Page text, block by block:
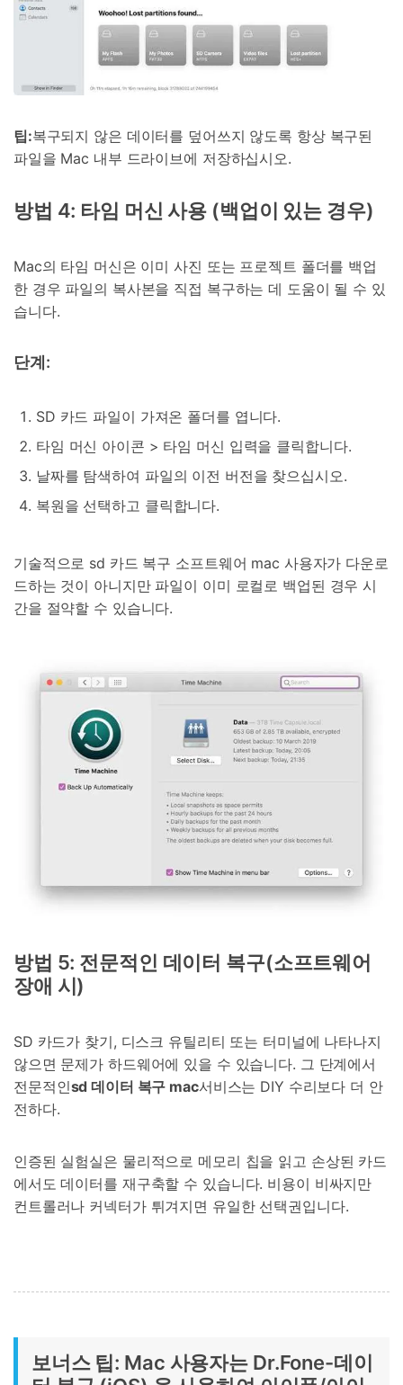
팁:복구되지 않은 데이터를 덮어쓰지 않도록 항상 복구된
파일을 Mac 내부 드라이브에 저장하십시오.
방법 4: 타임 머신 사용 (백업이 있는 경우)
Mac의 타임 머신은 이미 사진 또는 프로젝트 폴더를 백업
한 경우 파일의 복사본을 직접 복구하는 데 도움이 될 수 있
습니다.
단계:
SD 카드 파일이 가져온 폴더를 엽니다.
타임 머신 아이콘 > 타임 머신 입력을 클릭합니다.
날짜를 탐색하여 파일의 이전 버전을 찾으십시오.
복원을 선택하고 클릭합니다.
기술적으로 sd 카드 복구 소프트웨어 mac 사용자가 다운로
드하는 것이 아니지만 파일이 이미 로컬로 백업된 경우 시
간을 절약할 수 있습니다.
방법 5: 전문적인 데이터 복구(소프트웨어
장애 시)
SD 카드가 찾기, 디스크 유틸리티 또는 터미널에 나타나지
않으면 문제가 하드웨어에 있을 수 있습니다. 그 단계에서
전문적인sd 데이터 복구 mac서비스는 DIY 수리보다 더 안
전하다.
인증된 실험실은 물리적으로 메모리 칩을 읽고 손상된 카드
에서도 데이터를 재구축할 수 있습니다. 비용이 비싸지만
컨트롤러나 커넥터가 튀겨지면 유일한 선택권입니다.
보너스 팁: Mac 사용자는 Dr.Fone-데이